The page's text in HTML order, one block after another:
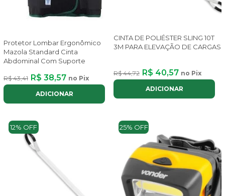
Protetor Lombar Ergonômico
Mazola Standard Cinta
Abdominal Com Suporte
R$ 43,41 R$ 38,57 no Pix
ADICIONAR
CINTA DE POLIÉSTER SLING 10T
3M PARA ELEVAÇÃO DE CARGAS
R$ 44,72 R$ 40,57 no Pix
ADICIONAR
12% OFF 25% OFF